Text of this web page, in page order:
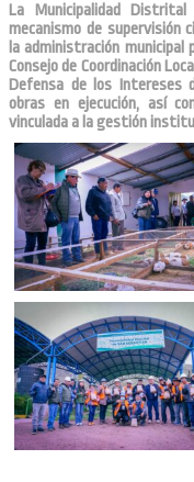
La Municipalidad
mecanismo de supervisión
la administración
Consejo de Coordinación
Defensa de los Intereses
obras en ejecución, así
vinculada a la gestión